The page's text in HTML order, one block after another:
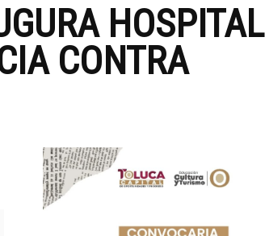
HOSPITAL
CONTRA